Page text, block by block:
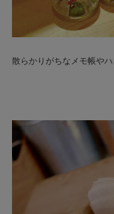
散らかりがちなメモ帳やハ